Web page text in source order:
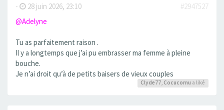
- 28 juin 2026, 23:10
#2947527
@Adelyne
Tu as parfaitement raison .
Il y a longtemps que j’ai pu embrasser ma femme à pleine
bouche.
Je n’ai droit qu’à de petits baisers de vieux couples
Clyde77, Cocucornu a liké